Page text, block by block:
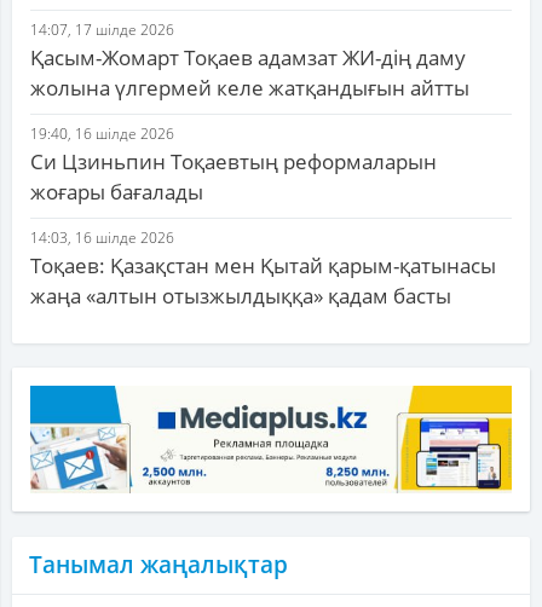
14:07, 17 шілде 2026
Қасым-Жомарт Тоқаев адамзат ЖИ-дің даму
жолына үлгермей келе жатқандығын айтты
19:40, 16 шілде 2026
Си Цзиньпин Тоқаевтың реформаларын
жоғары бағалады
14:03, 16 шілде 2026
Тоқаев: Қазақстан мен Қытай қарым-қатынасы
жаңа «алтын отызжылдыққа» қадам басты
Танымал жаңалықтар